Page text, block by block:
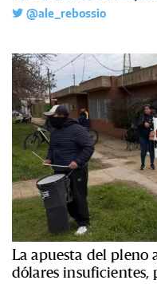
@ale_rebossio
La apuesta del pleno
dólares insuficientes,